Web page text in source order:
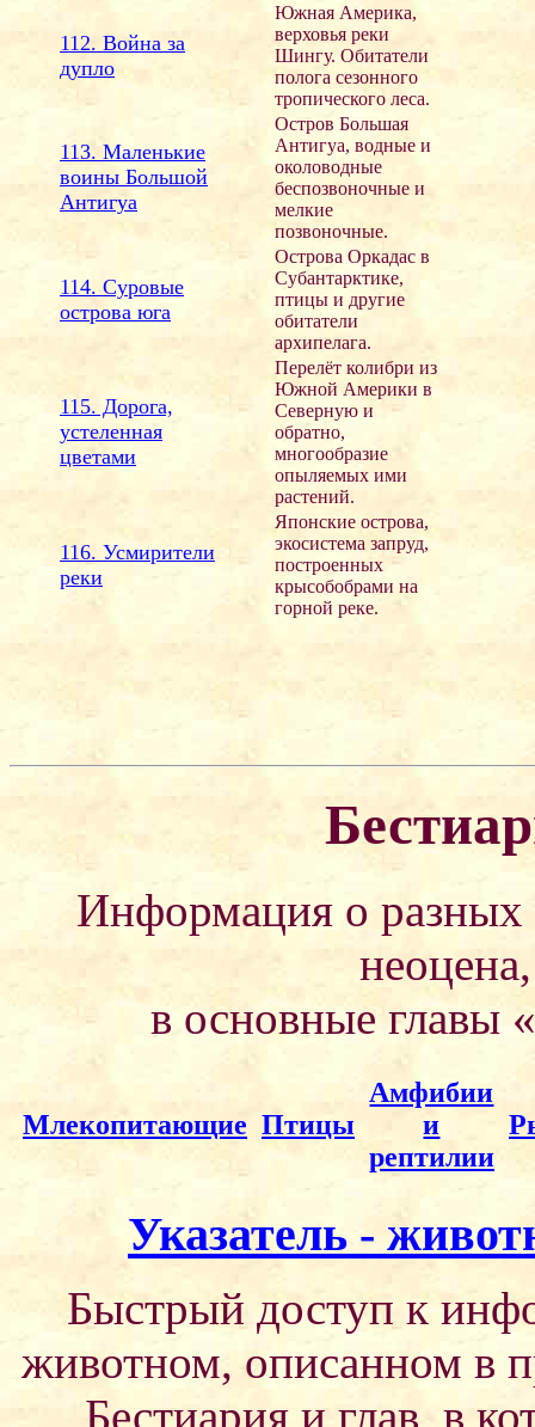
112. Война за
дупло
Южная Америка,
верховья реки
Шингу. Обитатели
полога сезонного
тропического леса.
113. Маленькие
воины Большой
Антигуа
Остров Большая
Антигуа, водные и
околоводные
беспозвоночные и
мелкие
позвоночные.
114. Суровые
острова юга
Острова Оркадас в
Субантарктике,
птицы и другие
обитатели
архипелага.
115. Дорога,
устеленная
цветами
Перелёт колибри из
Южной Америки в
Северную и
обратно,
многообразие
опыляемых ими
растений.
116. Усмирители
реки
Японские острова,
экосистема запруд,
построенных
крысобобрами на
горной реке.
Информация о разных
в основные главы
Млекопитающие Птицы
Амфибии
и
рептилии
Указатель -
Быстрый доступ к
животном, описанном в
Бестиария и глав, в